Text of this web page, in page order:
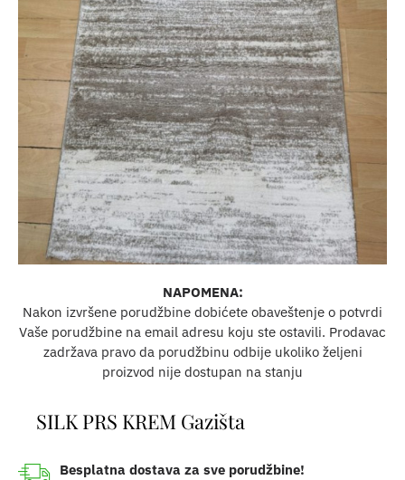
NAPOMENA:
Nakon izvršene porudžbine dobićete obaveštenje o potvrdi
Vaše porudžbine na email adresu koju ste ostavili. Prodavac
zadržava pravo da porudžbinu odbije ukoliko željeni
proizvod nije dostupan na stanju
SILK PRS KREM Gazišta
Besplatna dostava za sve porudžbine!